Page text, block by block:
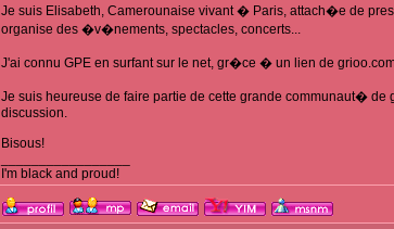
Je suis Elisabeth, Camerounaise vivant � Paris, attach�e de
organise des �v�nements, spectacles, concerts...
J'ai connu GPE en surfant sur le net, gr�ce � un lien de
Je suis heureuse de faire partie de cette grande communaut�
discussion.
Bisous!
I'm black and proud!